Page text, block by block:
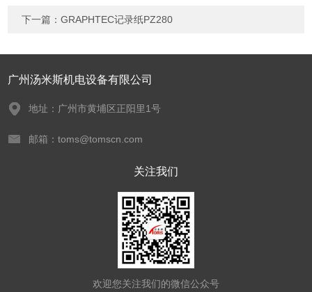
下一篇：GRAPHTEC记录纸PZ280
广州汤米斯机电设备有限公司
地址：广州市黄埔区正阳里1号
邮箱：toms@tomscn.com
关注我们
欢迎您关注我们的微信公众号